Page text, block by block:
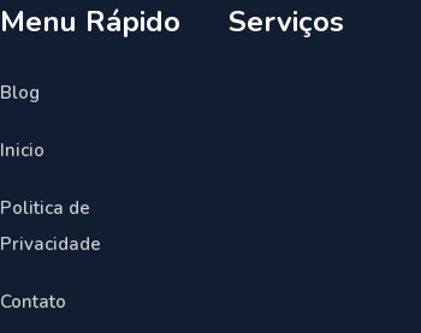
Menu Rápido
Blog
Inicio
Politica de
Privacidade
Contato
Serviços